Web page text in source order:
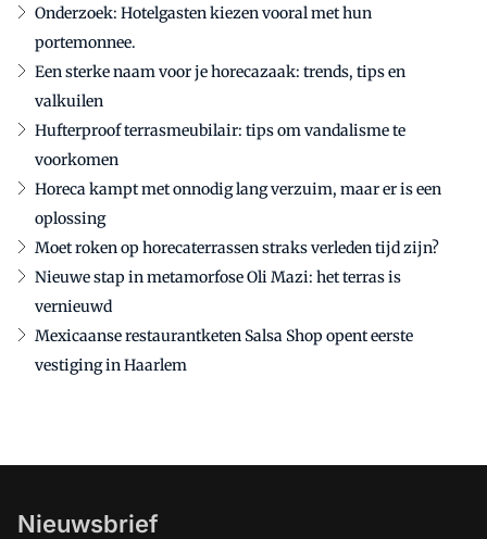
Onderzoek: Hotelgasten kiezen vooral met hun
portemonnee.
Een sterke naam voor je horecazaak: trends, tips en
valkuilen
Hufterproof terrasmeubilair: tips om vandalisme te
voorkomen
Horeca kampt met onnodig lang verzuim, maar er is een
oplossing
Moet roken op horecaterrassen straks verleden tijd zijn?
Nieuwe stap in metamorfose Oli Mazi: het terras is
vernieuwd
Mexicaanse restaurantketen Salsa Shop opent eerste
vestiging in Haarlem
Nieuwsbrief